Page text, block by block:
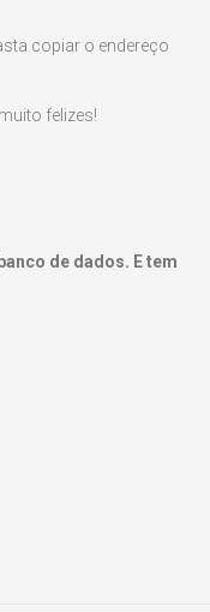
copiar o endereço
felizes!
de dados. E tem